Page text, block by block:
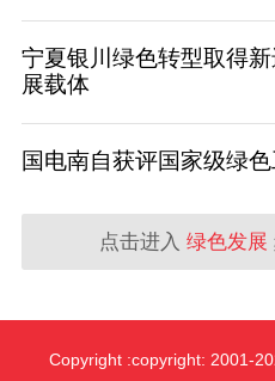
宁夏银川绿色转型取得
展载体
国电南自获评国家级绿
点击进入 绿色发展
Copyright :copyright: 2001-